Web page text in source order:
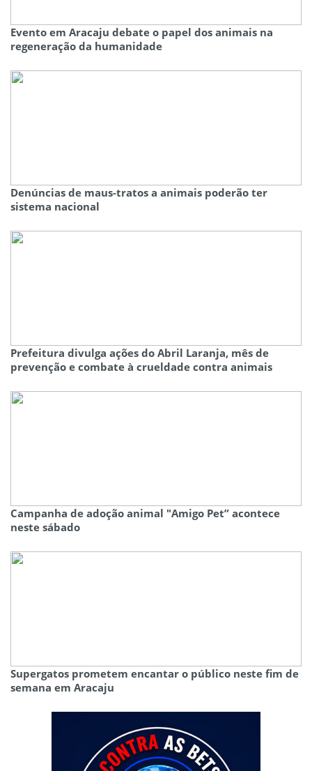
Evento em Aracaju debate o papel dos animais na
regeneração da humanidade
Denúncias de maus-tratos a animais poderão ter
sistema nacional
Prefeitura divulga ações do Abril Laranja, mês de
prevenção e combate à crueldade contra animais
Campanha de adoção animal "Amigo Pet” acontece
neste sábado
Supergatos prometem encantar o público neste fim de
semana em Aracaju